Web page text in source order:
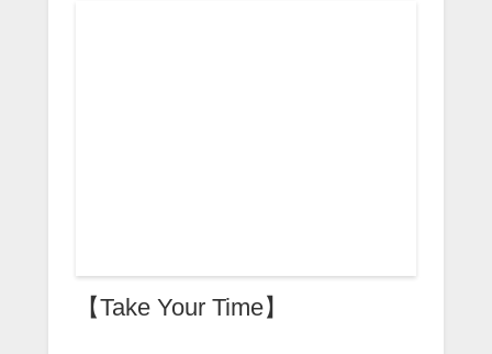
【Take Your Time】